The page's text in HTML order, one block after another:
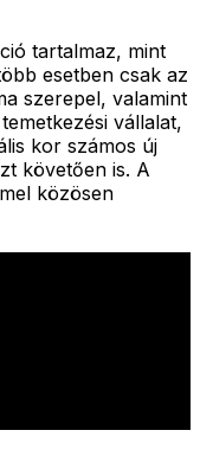
tartalmaz, mint
esetben csak az
szerepel, valamint
vállalat,
kor számos új
követően is. A
közösen